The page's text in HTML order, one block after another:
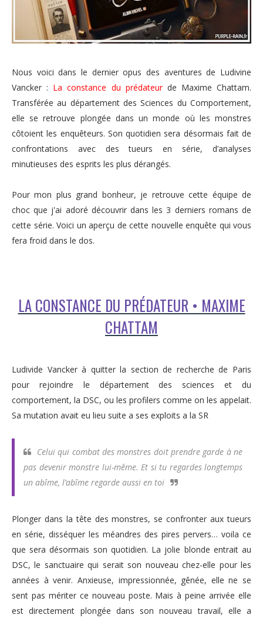
Nous voici dans le dernier opus des aventures de Ludivine
Vancker : La constance du prédateurde Maxime Chattam.
Transférée au département des Sciences du Comportement,
elle se retrouve plongée dans un monde où les monstres
côtoient les enquêteurs. Son quotidien sera désormais fait de
confrontations avec des tueurs en série, d’analyses
minutieuses des esprits les plus dérangés.
Pour mon plus grand bonheur, je retrouve cette équipe de
choc que j'ai adoré découvrir dans les 3 derniers romans de
cette série. Voici un aperçu de cette nouvelle enquête qui vous
fera froid dans le dos.
LA CONSTANCE DU PRÉDATEUR • MAXIME
CHATTAM
Ludivide Vancker à quitter la section de recherche de Paris
pour rejoindre le département des sciences et du
comportement, la DSC, ou les profilers comme on les appelait.
Sa mutation avait eu lieu suite a ses exploits a la SR
Celui qui combat des monstres doit prendre garde à ne
pas devenir monstre lui-même. Et si tu regardes longtemps
un abîme, l’abîme regarde aussi en toi
Plonger dans la tête des monstres, se confronter aux tueurs
en série, disséquer les méandres des pires pervers… voila ce
que sera désormais son quotidien. La jolie blonde entrait au
DSC, le sanctuaire qui serait son nouveau chez-elle pour les
années à venir. Anxieuse, impressionnée, gênée, elle ne se
sent pas mériter ce nouveau poste. Mais à peine arrivée elle
est directement plongée dans son nouveau travail, elle a